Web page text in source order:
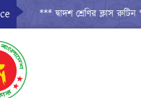
*** দ্বাদশ শ্রেণির ক্লাস রুটিন ***